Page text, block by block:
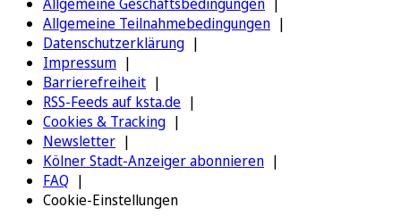
Allgemeine Teilnahmebedingungen
Datenschutzerklärung
Impressum
Barrierefreiheit
RSS-Feeds auf ksta.de
Cookies & Tracking
Newsletter
Kölner Stadt-Anzeiger abonnieren
FAQ
Cookie-Einstellungen